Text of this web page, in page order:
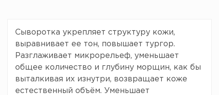
Сыворотка укрепляет структуру кожи,
выравнивает ее тон, повышает тургор.
Разглаживает микрорельеф, уменьшает
общее количество и глубину морщин, как бы
выталкивая их изнутри, возвращает коже
естественный объём. Уменьшает